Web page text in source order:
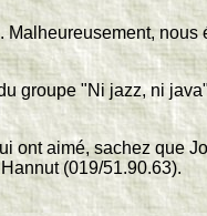
groupe "Ni jazz, ni
ont aimé, sachez que
(019/51.90.63).